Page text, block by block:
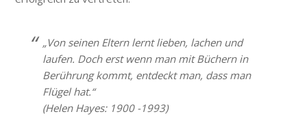
„Von seinen Eltern lernt lieben, lachen und
laufen. Doch erst wenn man mit Büchern in
Berührung kommt, entdeckt man, dass man
Flügel hat.“
(Helen Hayes: 1900 -1993)